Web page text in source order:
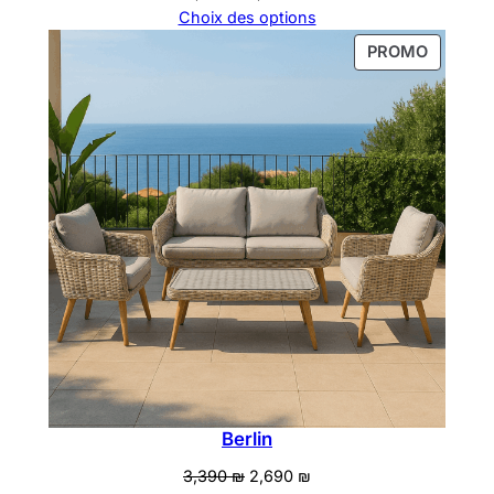
prix
prix
Choix des options
PROMO
EN
Berlin
3,390₪ Le
2,690 ₪